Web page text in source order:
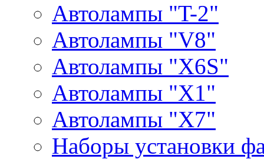
Автолампы "T-2"
Автолампы "V8"
Автолампы "X6S"
Автолампы "Х1"
Автолампы "Х7"
Наборы установки